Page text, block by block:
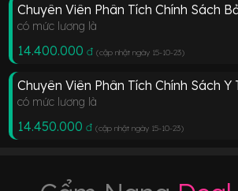
Chuyên Viên Phân Tích Chính Sách
có mức lương là
14.400.000 đ (cập nhật ngày 15-10-23)
Chuyên Viên Phân Tích Chính Sách Y
có mức lương là
14.450.000 đ (cập nhật ngày 15-10-23)